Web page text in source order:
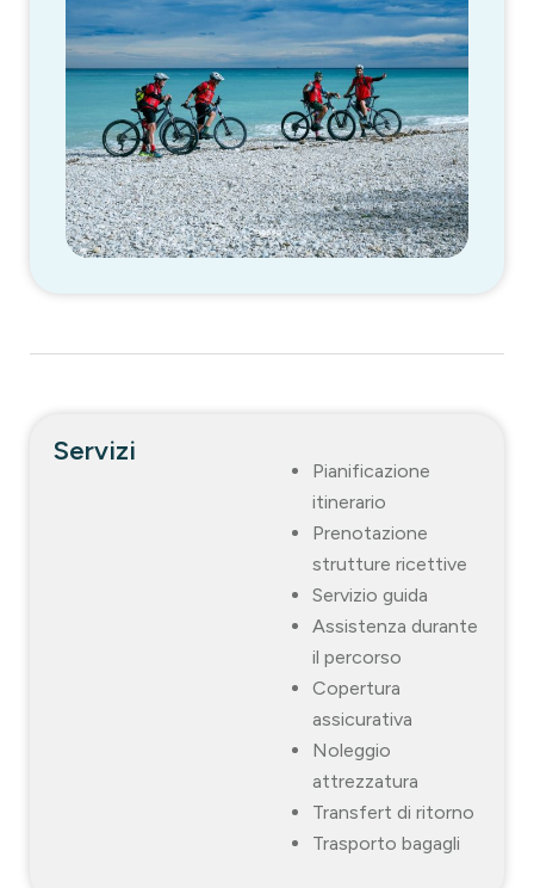
Servizi
Pianificazione
itinerario
Prenotazione
strutture ricettive
Servizio guida
Assistenza durante
il percorso
Copertura
assicurativa
Noleggio
attrezzatura
Transfert di ritorno
Trasporto bagagli